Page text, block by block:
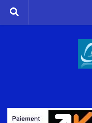
Skip to content